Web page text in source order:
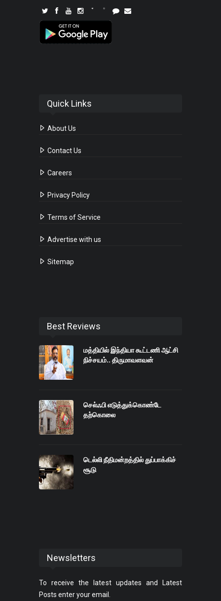
Quick Links
About Us
Contact Us
Careers
Privacy Policy
Terms of Service
Advertise with us
Sitemap
Best Reviews
மத்தியில் இந்தியா கூட்டணி ஆட்சி
நிச்சயம்.. திருமாவளவன்
செல்ஃபி எடுத்துக்கொண்டே
தற்கொலை
டெல்லி நீதிமன்றத்தில் துப்பாக்கிச்
சூடு
Newsletters
To receive the latest updates and Latest
Posts enter your email.